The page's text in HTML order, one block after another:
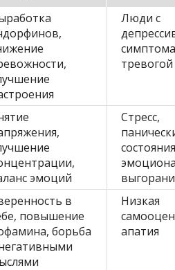
Люди с
тревогой
эмоций
Стресс,
в
повышение
борьба
Низкая
апатия